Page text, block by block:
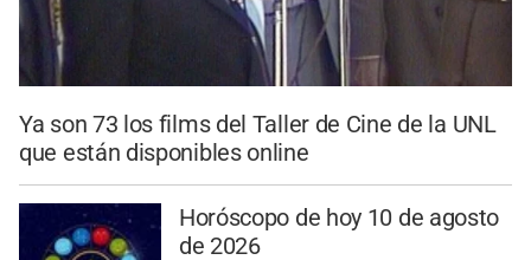
Ya son 73 los films del Taller de Cine de la UNL
que están disponibles online
Horóscopo de hoy 10 de agosto
de 2026